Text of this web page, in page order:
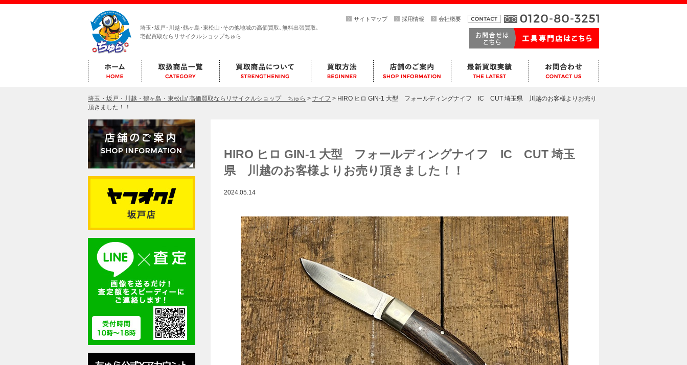
埼玉･坂戸･川越･鶴ヶ島･東松山･その他地域の高価買取､無料出張買取､
宅配買取ならリサイクルショップちゅら
サイトマップ 採用情報 会社概要
埼玉・坂戸・川越・鶴ヶ島・東松山/ 高価買取ならリサイクルショップ ちゅら > ナイフ > HIRO ヒロ GIN-1 大型 フォールディングナイフ IC CUT 埼玉県 川越のお客様よりお売り
頂きました！！
HIRO ヒロ GIN-1 大型 フォールディングナイフ IC CUT 埼玉
県 川越のお客様よりお売り頂きました！！
2024.05.14